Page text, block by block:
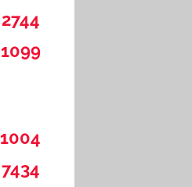
2744
1099
1004
7434